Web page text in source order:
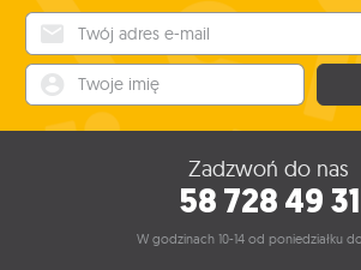
Zadzwoń do nas
58 728 49 31
W godzinach 10-14 od poniedziałku